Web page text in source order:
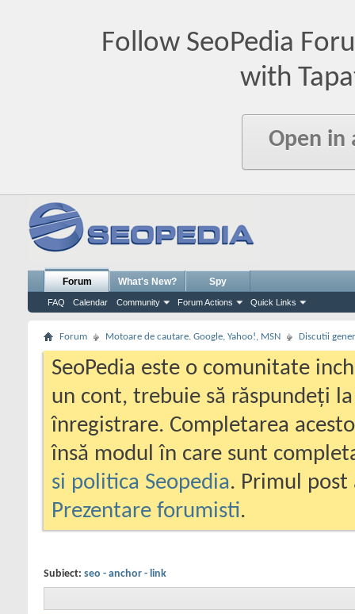
Follow SeoPedia
with
Open in
Forum
FAQ Calendar Community Forum Actions Quick Links
What's New? Spy
Forum Motoare de cautare. Google, Yahoo!, MSN Discutii
SeoPedia este o comunitate
un cont, trebuie să răspundeți
înregistrare. Completarea
însă modul în care sunt
si politica Seopedia. Primul
Prezentare forumisti.
Subiect: seo - anchor - link